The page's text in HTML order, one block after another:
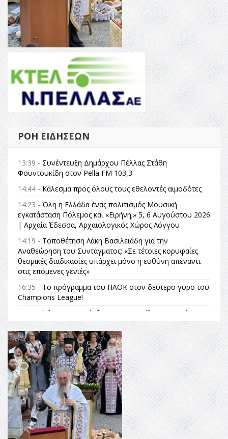
ΡΟΉ ΕΙΔΉΣΕΩΝ
13:39 - Συνέντευξη Δημάρχου Πέλλας Στάθη
Φουντουκίδη στον Pella FM 103,3
14:44 - Κάλεσμα προς όλους τους εθελοντές αιμοδότες
14:23 - Όλη η Ελλάδα ένας πολιτισμός Μουσική
εγκατάσταση Πόλεμος και «Ειρήνη;» 5, 6 Αυγούστου 2026
| Αρχαία Έδεσσα, Αρχαιολογικός Χώρος Λόγγου
14:19 - Τοποθέτηση Λάκη Βασιλειάδη για την
Αναθεώρηση του Συντάγματος: «Σε τέτοιες κορυφαίες
θεσμικές διαδικασίες υπάρχει μόνο η ευθύνη απέναντι
στις επόμενες γενιές»
16:35 - Το πρόγραμμα του ΠΑΟΚ στον δεύτερο γύρο του
Champions League!
Όλυμπος: Εντάχθηκε στον Κατάλογο Παγκόσμιας
Κληρονομιάς της UNESCO – Ομόφωνη η απόφαση Ο
Όλυμπος αναγνωρίστηκε ως φυσικό και πολιτιστικό
αγαθό εξέχουσας οικουμενικής αξίας για την
ανθρωπότητα
16:18 -ΕΝΟΡΙΑΚΕΣ ΚΑΛΟΚΑΙΡΙΝΕΣ ΔΡΑΣΕΙΣ ΓΙΑ ΠΑΙΔΙΑ
ΣΤΗΝ ΕΔΕΣΣΑ
16:15 -Εργασίες συντήρησης οδοφωτισμού στην Ενωτική
Οδό Σίνδου από την Περιφέρεια Κεντρικής Μακεδονίας
11:36 - Λάκης Βασιλειάδης, Συνέντευξη PellaFm 103,3 για
το Μουσείο της Πέλλας, Λουτρά Πόζαρ και Χιονοδρομικό